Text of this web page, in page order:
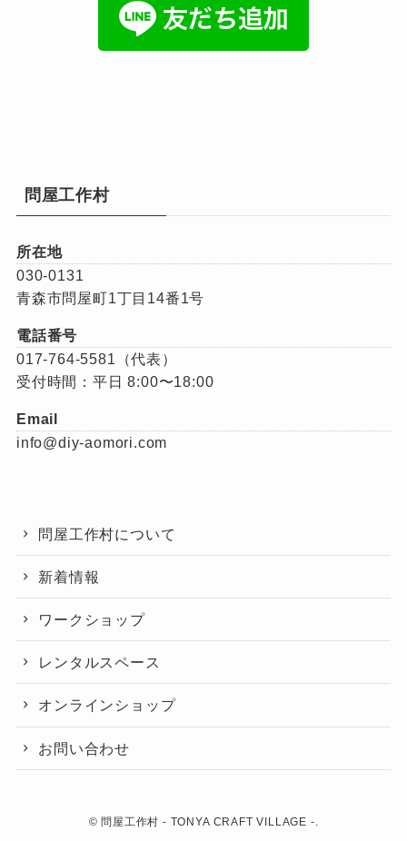
問屋工作村
所在地
030-0131
青森市問屋町1丁目14番1号
電話番号
017-764-5581（代表）
受付時間：平日 8:00〜18:00
Email
info@diy-aomori.com
問屋工作村について
新着情報
ワークショップ
レンタルスペース
オンラインショップ
お問い合わせ
© 問屋工作村 - TONYA CRAFT VILLAGE -.